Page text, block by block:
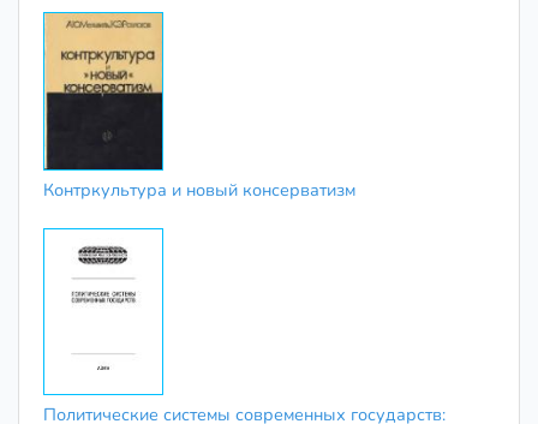
Контркультура и новый консерватизм
Политические системы современных государств: